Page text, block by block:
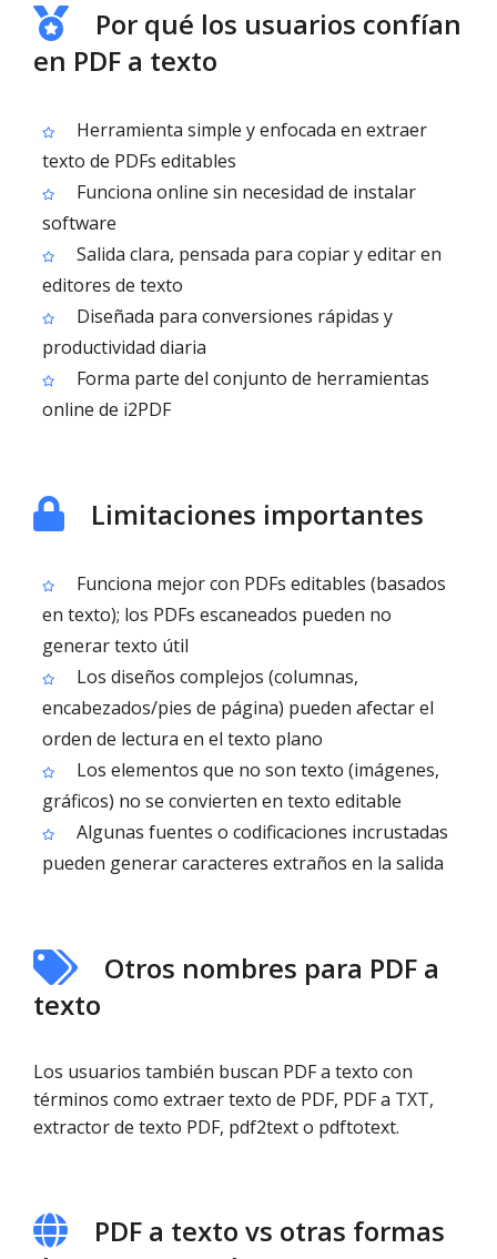
Por qué los usuarios confían
en PDF a texto
Herramienta simple y enfocada en extraer
texto de PDFs editables
Funciona online sin necesidad de instalar
software
Salida clara, pensada para copiar y editar en
editores de texto
Diseñada para conversiones rápidas y
productividad diaria
Forma parte del conjunto de herramientas
online de i2PDF
Limitaciones importantes
Funciona mejor con PDFs editables (basados
en texto); los PDFs escaneados pueden no
generar texto útil
Los diseños complejos (columnas,
encabezados/pies de página) pueden afectar el
orden de lectura en el texto plano
Los elementos que no son texto (imágenes,
gráficos) no se convierten en texto editable
Algunas fuentes o codificaciones incrustadas
pueden generar caracteres extraños en la salida
Otros nombres para PDF a
texto
Los usuarios también buscan PDF a texto con
términos como extraer texto de PDF, PDF a TXT,
extractor de texto PDF, pdf2text o pdftotext.
PDF a texto vs otras formas